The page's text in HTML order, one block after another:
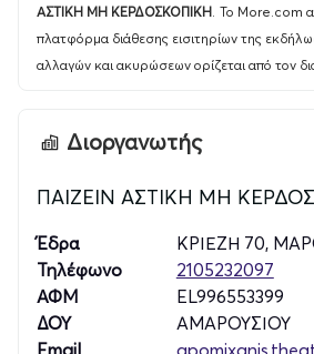
ΑΣΤΙΚΗ ΜΗ ΚΕΡΔΟΣΚΟΠΙΚΗ. Το More.com
πλατφόρμα διάθεσης εισιτηρίων της
αλλαγών και ακυρώσεων ορίζεται από τον
Διοργανωτής
ΠΑΙΖΕΙΝ ΑΣΤΙΚΗ ΜΗ
Έδρα
ΚΡΙΕΖΗ 70,
Τηλέφωνο
2105232097
ΑΦΜ
EL996553399
ΔΟΥ
ΑΜΑΡΟΥΣΙΟΥ